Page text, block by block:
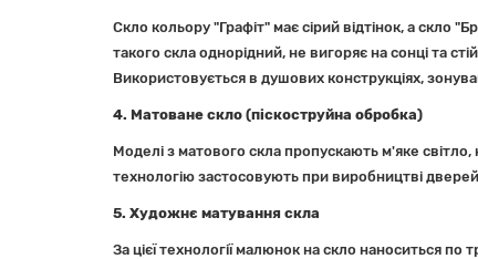
Скло кольору "Графіт" має сірий відтінок, а скло
такого скла однорідний, не вигоряє на сонці та
Використовується в душових конструкціях,
4. Матоване скло (піскоструйна обробка)
Моделі з матового скла пропускають м'яке
технологію застосовують при виробництві
5. Художнє матування скла
За цієї технології малюнок на скло наноситься